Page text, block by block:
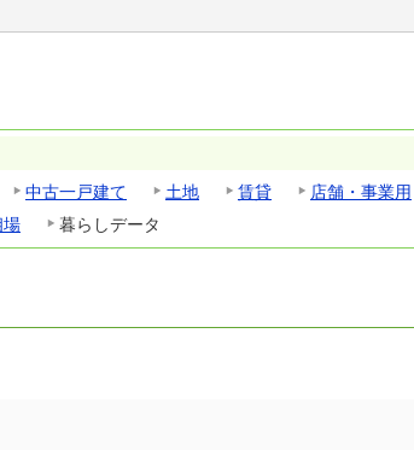
中古一戸建て 土地 賃貸 店舗・事業用
場 暮らしデータ